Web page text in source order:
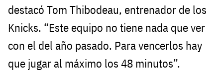
destacó Tom Thibodeau, entrenador de los
Knicks. “Este equipo no tiene nada que ver
con el del año pasado. Para vencerlos hay
que jugar al máximo los 48 minutos”.